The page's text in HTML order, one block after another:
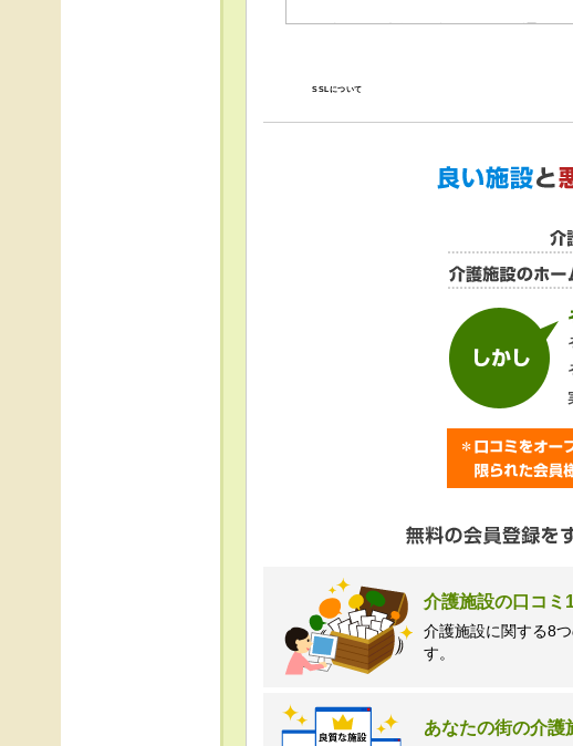
口」で受け付けます。
・当ホームページではご利用状
＜個人情報苦情及び相談窓口＞
株式会社クリエイターズネク
TEL:0120-21-7070
（受付時間 10時～19時 土日
SSLについて
介護施設の口コミ
介護施設に関する8
す。
あなたの街の介護